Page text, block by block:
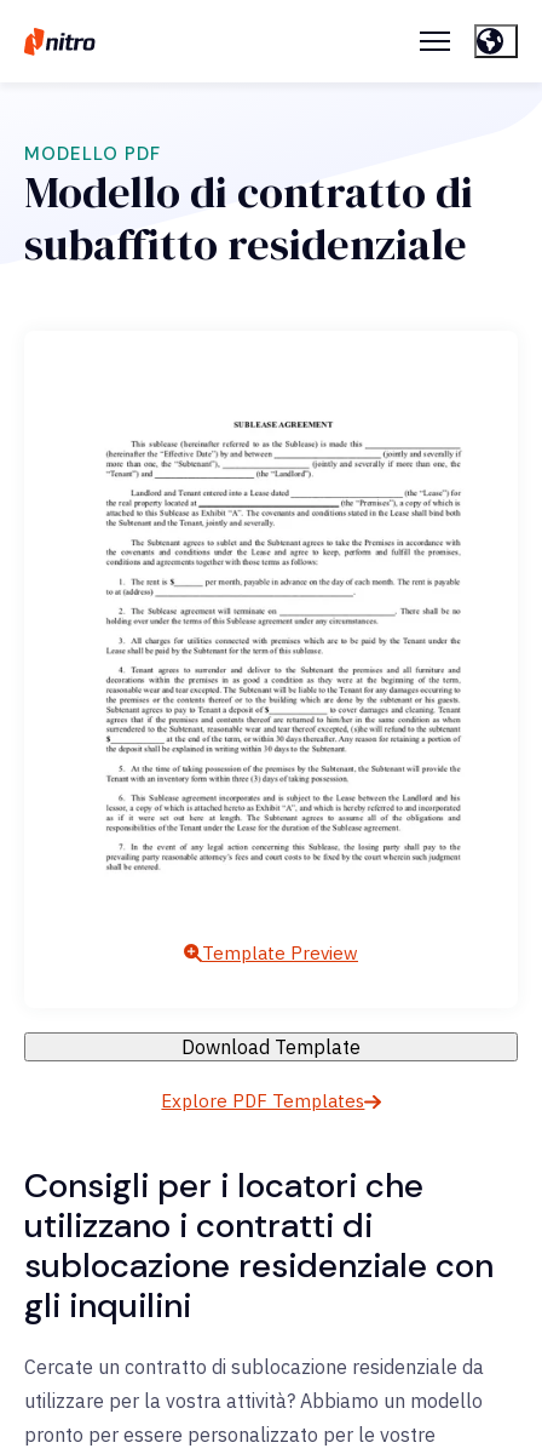
MODELLO PDF
Modello di contratto di
subaffitto residenziale
Template Preview
Download Template
Explore PDF Templates
Consigli per i locatori che
utilizzano i contratti di
sublocazione residenziale con
gli inquilini
Cercate un contratto di sublocazione residenziale da
utilizzare per la vostra attività? Abbiamo un modello
pronto per essere personalizzato per le vostre